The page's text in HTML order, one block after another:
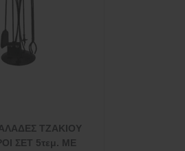
ΤΖΑΚΙΟΥ
ΣΕΤ 5τεμ. ΜΕ